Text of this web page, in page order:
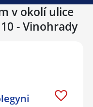
v okolí ulice
- Vinohrady